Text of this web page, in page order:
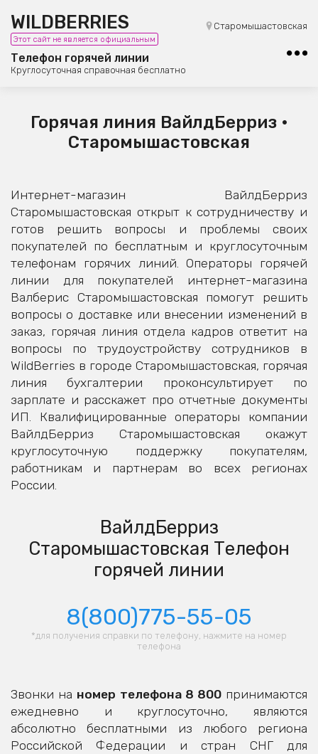
WILDBERRIES
Этот сайт не является официальным
Телефон горячей линии
Круглосуточная справочная бесплатно
Старомышастовская
8 (800) 101-42-23
Бесплатная юридическая консультация
Горячая линия ВайлдБерриз •
Старомышастовская
Интернет-магазин ВайлдБерриз
Старомышастовская открыт к сотрудничеству и
готов решить вопросы и проблемы своих
покупателей по бесплатным и круглосуточным
телефонам горячих линий. Операторы горячей
линии для покупателей интернет-магазина
Валберис Старомышастовская помогут решить
вопросы о доставке или внесении изменений в
заказ, горячая линия отдела кадров ответит на
вопросы по трудоустройству сотрудников в
WildBerries в городе Старомышастовская, горячая
линия бухгалтерии проконсультирует по
зарплате и расскажет про отчетные документы
ИП. Квалифицированные операторы компании
ВайлдБерриз Старомышастовская окажут
круглосуточную поддержку покупателям,
работникам и партнерам во всех регионах
России.
ВайлдБерриз
Старомышастовская Телефон
горячей линии
8(800)775-55-05
*для получения справки по телефону, нажмите на номер
телефона
Звонки на номер телефона 8 800принимаются
ежедневно и круглосуточно, являются
абсолютно бесплатными из любого региона
Российской Федерации и стран СНГ для